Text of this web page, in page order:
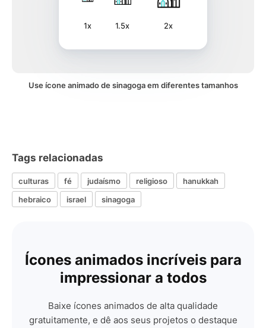
1x 1.5x 2x
Use ícone animado de sinagoga em diferentes tamanhos
Tags relacionadas
culturas fé judaísmo religioso
hanukkah
hebraico
israel sinagoga
Ícones animados incríveis para
impressionar a todos
Baixe ícones animados de alta qualidade
gratuitamente, e dê aos seus projetos o destaque